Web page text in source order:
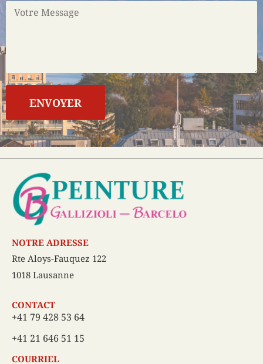
ENVOYER
NOTRE ADRESSE
Rte Aloys-Fauquez 122
1018 Lausanne
CONTACT
+41 79 428 53 64
+41 21 646 51 15
COURRIEL